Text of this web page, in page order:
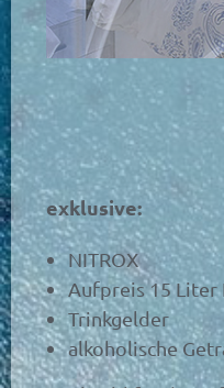
exklusive:
NITROX
Aufpreis 15 Liter
Trinkgelder
alkoholische